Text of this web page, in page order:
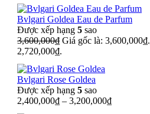
Bvlgari Goldea Eau de Parfum
Được xếp hạng 5 sao
3,600,000₫ Giá gốc là: 3,600,000₫.
2,720,000₫.
Bvlgari Rose Goldea
Được xếp hạng 5 sao
2,400,000₫ – 3,200,000₫